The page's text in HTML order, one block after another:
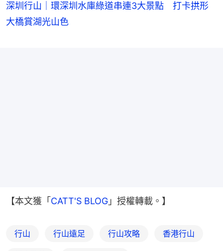
深圳行山｜環深圳水庫綠道串連3大景點 打卡拱形
大橋賞湖光山色
【本文獲「 CATT'S BLOG 」授權轉載。】
行山 行山遠足 行山攻略 香港行山